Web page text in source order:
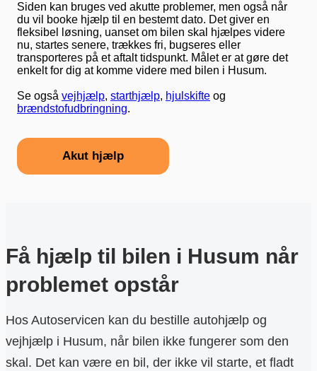
Siden kan bruges ved akutte problemer, men også når
du vil booke hjælp til en bestemt dato. Det giver en
fleksibel løsning, uanset om bilen skal hjælpes videre
nu, startes senere, trækkes fri, bugseres eller
transporteres på et aftalt tidspunkt. Målet er at gøre det
enkelt for dig at komme videre med bilen i Husum.
Se også vejhjælp, starthjælp, hjulskifte og
brændstofudbringning.
Akut hjælp
Få hjælp til bilen i Husum når
problemet opstår
Hos Autoservicen kan du bestille autohjælp og
vejhjælp i Husum, når bilen ikke fungerer som den
skal. Det kan være en bil, der ikke vil starte, et fladt